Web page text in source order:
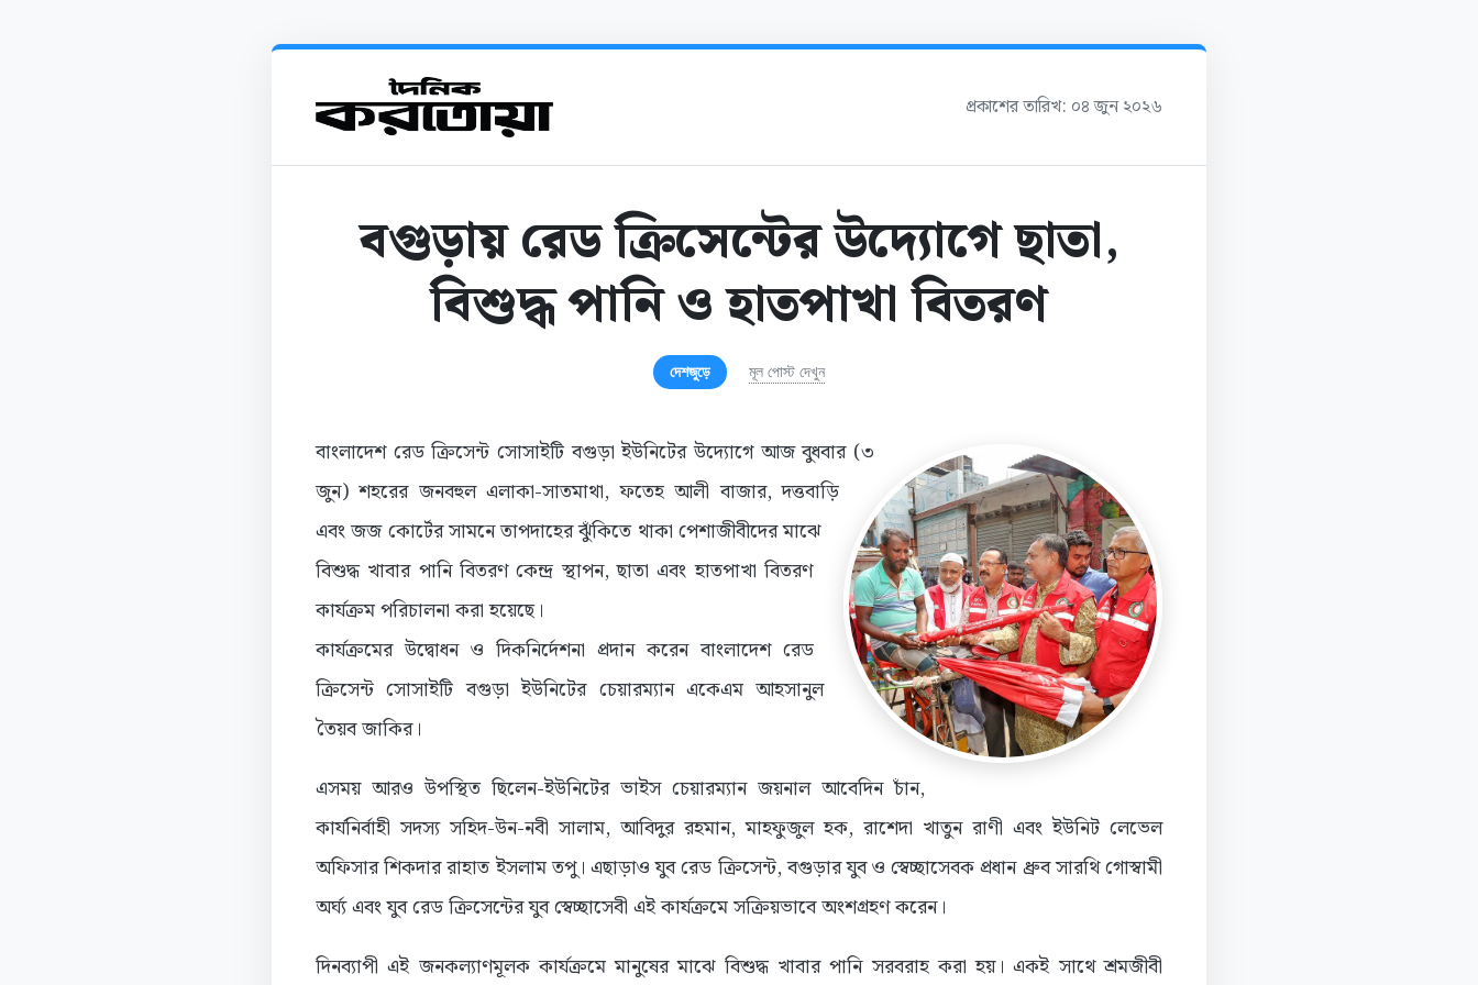
প্রকাশের তারিখ: ০৪ জুন ২০২৬
বগুড়ায় রেড ক্রিসেন্টের উদ্যোগে ছাতা,
বিশুদ্ধ পানি ও হাতপাখা বিতরণ
দেশজুড়ে মূল পোস্ট দেখুন
বাংলাদেশ রেড ক্রিসেন্ট সোসাইটি বগুড়া ইউনিটের উদ্যোগে আজ বুধবার (৩
জুন) শহরের জনবহুল এলাকা-সাতমাথা, ফতেহ আলী বাজার, দত্তবাড়ি
এবং জজ কোর্টের সামনে তাপদাহের ঝুঁকিতে থাকা পেশাজীবীদের মাঝে
বিশুদ্ধ খাবার পানি বিতরণ কেন্দ্র স্থাপন, ছাতা এবং হাতপাখা বিতরণ
কার্যক্রম পরিচালনা করা হয়েছে।
কার্যক্রমের উদ্বোধন ও দিকনির্দেশনা প্রদান করেন বাংলাদেশ রেড
ক্রিসেন্ট সোসাইটি বগুড়া ইউনিটের চেয়ারম্যান একেএম আহসানুল
তৈয়ব জাকির।
এসময় আরও উপস্থিত ছিলেন-ইউনিটের ভাইস চেয়ারম্যান জয়নাল আবেদিন চাঁন,
কার্যনির্বাহী সদস্য সহিদ-উন-নবী সালাম, আবিদুর রহমান, মাহফুজুল হক, রাশেদা খাতুন রাণী এবং ইউনিট লেভেল
অফিসার শিকদার রাহাত ইসলাম তপু। এছাড়াও যুব রেড ক্রিসেন্ট, বগুড়ার যুব ও স্বেচ্ছাসেবক প্রধান ধ্রুব সারথি গোস্বামী
অর্ঘ্য এবং যুব রেড ক্রিসেন্টের যুব স্বেচ্ছাসেবী এই কার্যক্রমে সক্রিয়ভাবে অংশগ্রহণ করেন।
দিনব্যাপী এই জনকল্যাণমূলক কার্যক্রমে মানুষের মাঝে বিশুদ্ধ খাবার পানি সরবরাহ করা হয়। একই সাথে শ্রমজীবী